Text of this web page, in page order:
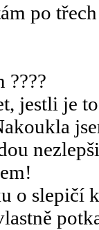
po
????
jestli je
o slepičí